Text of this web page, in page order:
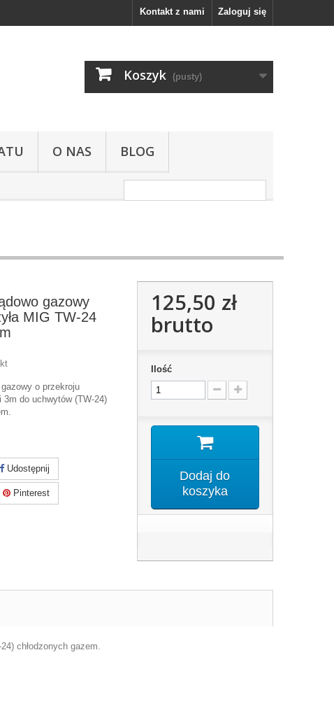
Zaloguj się
Kontakt z nami
Koszyk (pusty)
O NAS BLOG
gazowy
MIG TW-24
o przekroju
3m do uchwytów (TW-24)
Udostępnij
Pinterest
125,50 zł
brutto
Ilość
Dodaj do
koszyka
chłodzonych gazem.